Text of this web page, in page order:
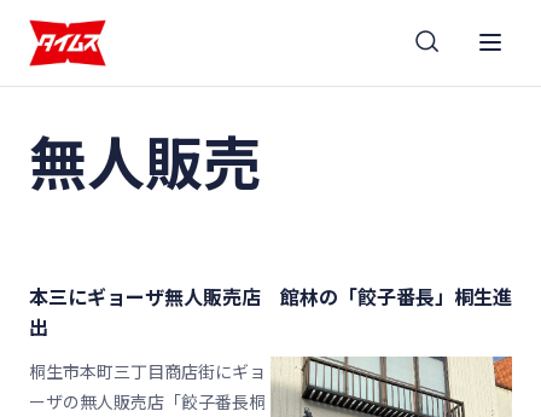
無人販売
本三にギョーザ無人販売店 館林の「餃子番長」桐生進
出
桐生市本町三丁目商店街にギョ
ーザの無人販売店「餃子番長桐